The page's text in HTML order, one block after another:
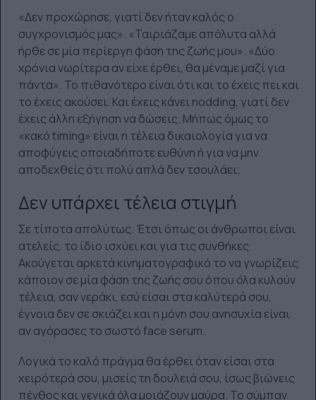
«Δεν προχώρησε, γιατί δεν ήταν καλός ο
συγχρονισμός μας». «Ταιριάζαμε απόλυτα αλλά
ήρθε σε μία περίεργη φάση της ζωής μου». «Δύο
χρόνια νωρίτερα αν είχε έρθει, θα μέναμε μαζί για
πάντα». Το πιθανότερο είναι ότι και το έχεις πει και
το έχεις ακούσει. Και έχεις κάνει nodding, γιατί δεν
έχεις άλλη εξήγηση να δώσεις. Μήπως όμως το
«κακό timing» είναι η τέλεια δικαιολογία για να
αποφύγεις οποιαδήποτε ευθύνη ή για να μην
αποδεχθείς ότι πολύ απλά δεν τσουλάει;
Δεν υπάρχει τέλεια στιγμή
Σε τίποτα απολύτως. Έτσι όπως οι άνθρωποι είναι
ατελείς, το ίδιο ισχύει και για τις συνθήκες.
Ακούγεται αρκετά κινηματογραφικό το να γνωρίζεις
κάποιον σε μία φάση της ζωής σου όπου όλα κυλούν
τέλεια, σαν νεράκι, εσύ είσαι στα καλύτερά σου,
έγνοια δεν σε σκιάζει και η μόνη σου ανησυχία είναι
αν αγόρασες το σωστό face serum.
Λογικά το καλό πράγμα θα έρθει όταν είσαι στα
χειρότερά σου, μισείς τη δουλειά σου, ίσως βιώνεις
πένθος και γενικά όλα μοιάζουν μαύρα. Το σύμπαν